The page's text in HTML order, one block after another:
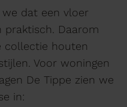
we dat een vloer
praktisch. Daarom
collectie houten
Voor woningen
De Tippe zien we
in: